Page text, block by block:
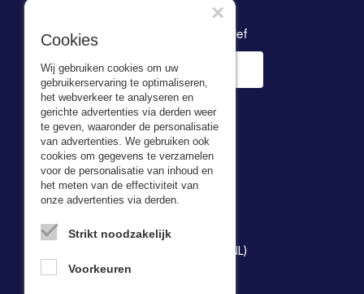
Inschrijven nieuwsbrief
Adresgegevens
Kerkweg 5,
2974 LH Brandwijk (NL)
Cookies
Wij gebruiken cookies om uw
gebruikerservaring te optimaliseren,
het webverkeer te analyseren en
gerichte advertenties via derden weer
te geven, waaronder de personalisatie
van advertenties. We gebruiken ook
cookies om gegevens te verzamelen
voor de personalisatie van inhoud en
het meten van de effectiviteit van
onze advertenties via derden.
Strikt noodzakelijk
Voorkeuren
×